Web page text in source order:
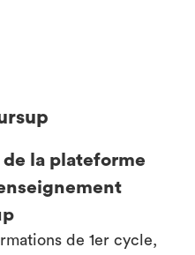
la plateforme
de 1er cycle,